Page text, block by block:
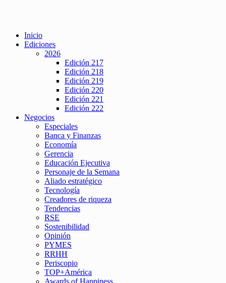
Inicio
Ediciones
2026
Edición 217
Edición 218
Edición 219
Edición 220
Edición 221
Edición 222
Negocios
Especiales
Banca y Finanzas
Economía
Gerencia
Educación Ejecutiva
Personaje de la Semana
Aliado estratégico
Tecnología
Creadores de riqueza
Tendencias
RSE
Sostenibilidad
Opinión
PYMES
RRHH
Periscopio
TOP+América
Awards of Happiness